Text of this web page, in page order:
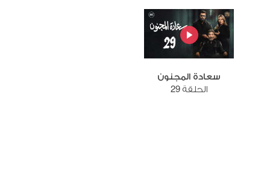
سعادة المجنون
الحلقة 29